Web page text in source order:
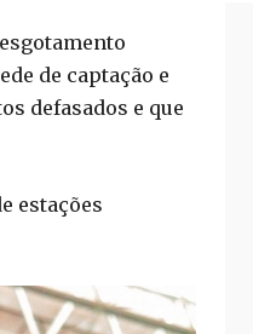
de captação e
defasados e que
estações